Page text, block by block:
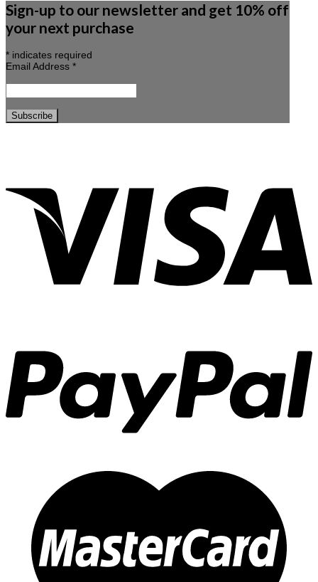
Sign-up to our newsletter and get 10% off
your next purchase
* indicates required
Email Address *